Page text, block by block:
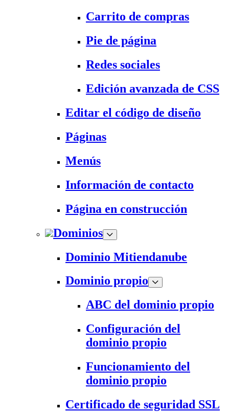
Carrito de compras
Pie de página
Redes sociales
Edición avanzada de CSS
Editar el código de diseño
Páginas
Menús
Información de contacto
Página en construcción
Dominios
Dominio Mitiendanube
Dominio propio
ABC del dominio propio
Configuración del
dominio propio
Funcionamiento del
dominio propio
Certificado de seguridad SSL